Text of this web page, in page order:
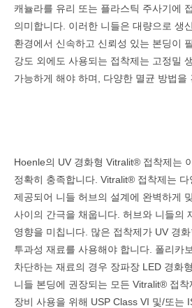
Phone: +82 02-6369-9183
이메일: Ljh0302@gmail.com
문의
캐뉼라를 유리 또는 플라스틱 주사기에
의미합니다. 이러한 니들은 대량으로 생
환경에서 신속하고 신뢰성 있는 본딩이
강도 외에도 사용되는 접착제는 고정밀
가능하게 해야 하며, 다양한 멸균 방법을
Hoenle의 UV 경화형 Vitralit® 접착제는
정확히 충족합니다. Vitralit® 접착제는 다
제공되어 니들 허브의 설계에 완벽하게
사이의 간극을 채웁니다. 허브와 니들의
영향을 미칩니다. 많은 접착제가 UV 경
투과성 재료를 사용해야 합니다. 폴리카
차단하는 재료의 경우 장파장 LED 경화
니들 본딩에 권장되는 모든 Vitralit® 접착
장비 사용을 위해 USP Class VI 및/또는